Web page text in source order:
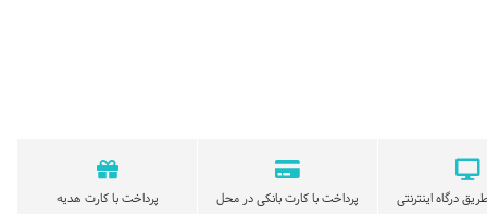
درگاه اینترنتی
پرداخت با کارت بانکی در محل
پرداخت با کارت هدیه